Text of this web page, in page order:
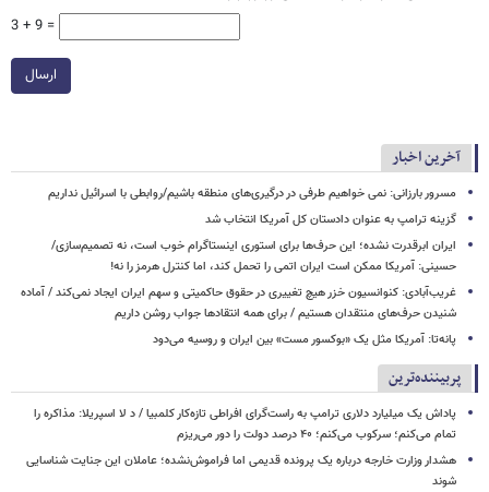
3 + 9 =
ارسال
آخرین اخبار
مسرور بارزانی: نمی خواهیم طرفی در درگیری‌های منطقه باشیم/روابطی با اسرائیل نداریم
گزینه ترامپ به عنوان دادستان کل آمریکا انتخاب شد
ایران ابرقدرت نشده؛ این حرف‌ها برای استوری اینستاگرام خوب است، نه تصمیم‌سازی/
حسینی: آمریکا ممکن است ایران اتمی را تحمل کند، اما کنترل هرمز را نه!
غریب‌آبادی: کنوانسیون خزر هیچ تغییری در حقوق حاکمیتی و سهم ایران ایجاد نمی‌کند / آماده
شنیدن حرف‌های منتقدان هستیم / برای همه انتقادها جواب روشن داریم
پانه‌تا: آمریکا مثل یک «بوکسور مست» بین ایران و روسیه می‌دود
پربیننده‌ترین
پاداش یک میلیارد دلاری ترامپ به راست‌گرای افراطی تازه‌کار کلمبیا / د لا اسپریلا: مذاکره را
تمام می‌کنم؛ سرکوب می‌کنم؛ ۴۰ درصد دولت را دور می‌ریزم
هشدار وزارت خارجه درباره یک پرونده قدیمی اما فراموش‌نشده؛ عاملان این جنایت شناسایی
شوند